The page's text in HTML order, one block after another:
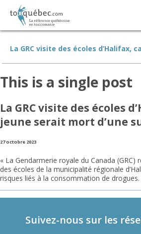
La GRC visite des écoles d’Halifax,
This is a single post
La GRC visite des écoles
jeune serait mort d’une
27 octobre 2023
« La Gendarmerie royale du Canada (GRC)
des écoles de la municipalité régionale
risques liés à la consommation de drogues.
Suivez-nous sur les